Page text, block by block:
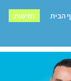
הבית חדשות